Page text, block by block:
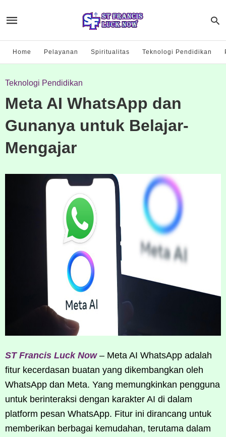
Home Pelayanan Spiritualitas Teknologi Pendidikan
Teknologi Pendidikan
Meta AI WhatsApp dan
Gunanya untuk Belajar-
Mengajar
ST Francis Luck Now– Meta AI WhatsApp adalah
fitur kecerdasan buatan yang dikembangkan oleh
WhatsApp dan Meta. Yang memungkinkan pengguna
untuk berinteraksi dengan karakter AI di dalam
platform pesan WhatsApp. Fitur ini dirancang untuk
memberikan berbagai kemudahan, terutama dalam